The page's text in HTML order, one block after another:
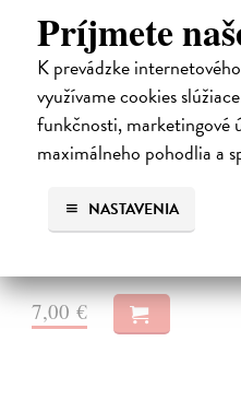
Príjmete
K prevádzke
využívame cookies
funkčnosti, marketingové
maximálneho pohodlia a
NASTAVENIA
Premena
Franz Kafka| Elektronická
Notoricky známa poviedka
obchodný cestujúci Gregor
„odporný hmyz“.Je to príbeh
súcitu…
7,00 €